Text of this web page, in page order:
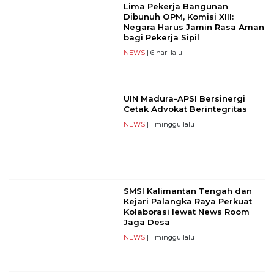
Lima Pekerja Bangunan
Dibunuh OPM, Komisi XIII:
Negara Harus Jamin Rasa Aman
bagi Pekerja Sipil
NEWS| 6 hari lalu
UIN Madura-APSI Bersinergi
Cetak Advokat Berintegritas
NEWS| 1 minggu lalu
SMSI Kalimantan Tengah dan
Kejari Palangka Raya Perkuat
Kolaborasi lewat News Room
Jaga Desa
NEWS| 1 minggu lalu